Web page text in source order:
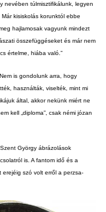
nevében túlmisztifikálunk, legyen
kisiskolás korunktól ebbe
hajlamosak vagyunk mindezt
összefüggéseket és már nem
értelme, hiába való.”
is gondolunk arra, hogy
használták, viselték, mint mi
által, akkor nekünk miért ne
kell „diploma”, csak némi józan
György ábrázolások
is. A fantom idő és a
szó volt erről a perzsa-